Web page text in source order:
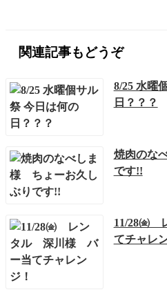
関連記事もどうぞ
8/25 水曜
日？？？
焼肉のな
です!!
11/28㈮
てチャレ